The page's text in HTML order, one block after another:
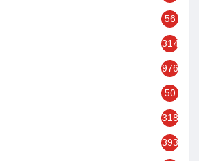
56
314
976
50
318
393